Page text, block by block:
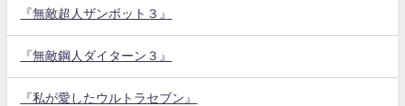
『無敵超人ザンボット３』
『無敵鋼人ダイターン３』
『私が愛したウルトラセブン』